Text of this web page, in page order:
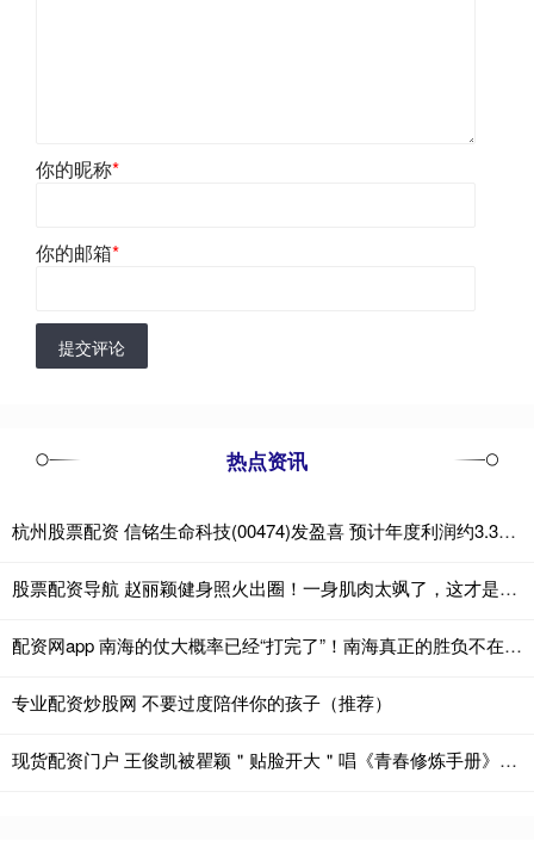
你的昵称*
你的邮箱*
提交评论
热点资讯
杭州股票配资 信铭生命科技(00474)发盈喜 预计年度利润约3.36亿港元 同比扭亏为盈
股票配资导航 赵丽颖健身照火出圈！一身肌肉太飒了，这才是健康美该有的样子
配资网app 南海的仗大概率已经“打完了”！南海真正的胜负不在一座岛，中业岛争夺已
专业配资炒股网 不要过度陪伴你的孩子（推荐）
现货配资门户 王俊凯被瞿颖＂贴脸开大＂唱《青春修炼手册》！14年后重逢名场面炸裂热搜